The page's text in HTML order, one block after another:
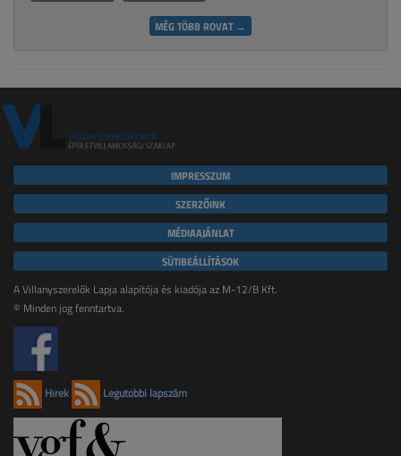
MÉG TÖBB ROVAT →
IMPRESSZUM
SZERZŐINK
MÉDIAAJÁNLAT
SÜTIBEÁLLÍTÁSOK
A Villanyszerelők Lapja alapítója és kiadója az M-12/B Kft.
© Minden jog fenntartva.
Hírek Legutóbbi lapszám